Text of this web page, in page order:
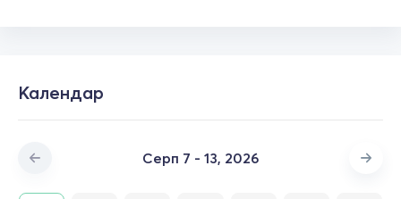
Календар
Серп 7 - 13, 2026